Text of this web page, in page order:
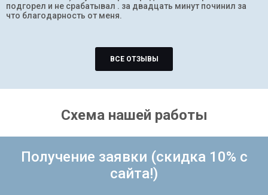
подгорел и не срабатывал . за двадцать минут починил за
что благодарность от меня.
ВСЕ ОТЗЫВЫ
Схема нашей работы
Получение заявки (скидка 10% с
сайта!)